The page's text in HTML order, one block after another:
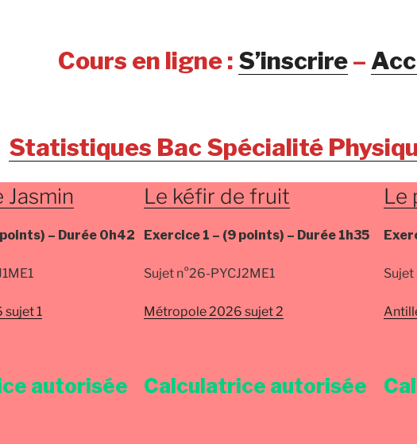
Cours en ligne : S’inscrire–
Statistiques Bac Spécialité
Jasmin
– Durée 0h42
1
autorisée
Le kéfir de fruit
Exercice 1 – (9 points) – Durée 1h35
Sujet n°26-PYCJ2ME1
Métropole 2026 sujet 2
Calculatrice autorisée
Le
Sujet